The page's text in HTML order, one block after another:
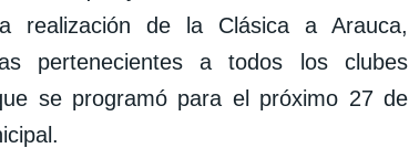
realización de la Clásica a Arauca,
pertenecientes a todos los clubes
se programó para el próximo 27 de